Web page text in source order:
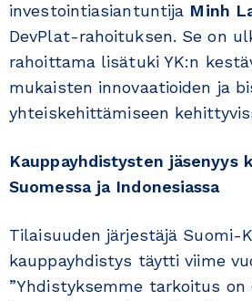
investointiasiantuntija Minh
DevPlat-rahoituksen. Se on
rahoittama lisätuki YK:n
mukaisten innovaatioiden ja
yhteiskehittämiseen
Kauppayhdistysten jäsenyys
Suomessa ja Indonesiassa
Tilaisuuden järjestäjä Suomi-
kauppayhdistys täytti viime
”Yhdistyksemme tarkoitus on